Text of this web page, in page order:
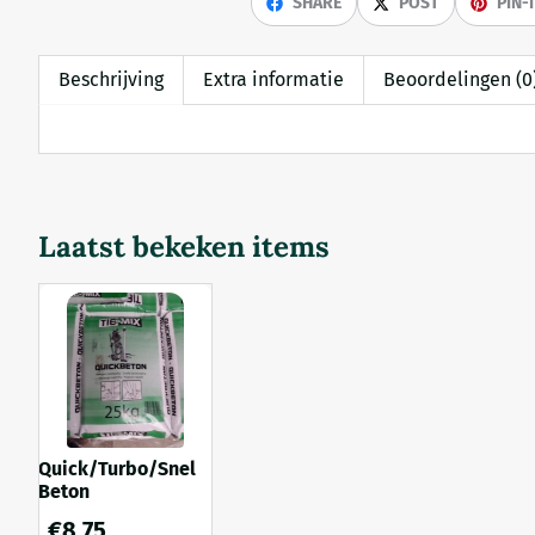
Beschrijving Extra informatie Beoordelingen
Laatst bekeken items
Quick/Turbo/Snel
Beton